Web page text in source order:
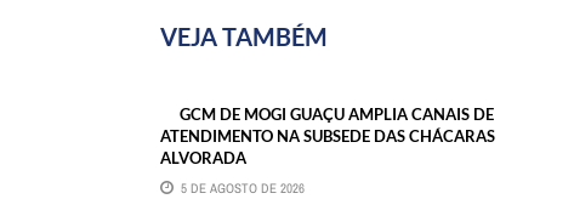
VEJA TAMBÉM
GCM DE MOGI GUAÇU AMPLIA CANAIS DE
ATENDIMENTO NA SUBSEDE DAS CHÁCARAS
ALVORADA
5 DE AGOSTO DE 2026